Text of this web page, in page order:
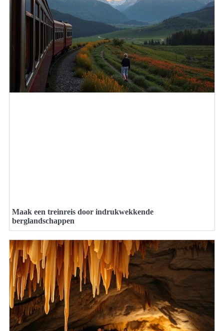
Maak een treinreis door indrukwekkende
berglandschappen